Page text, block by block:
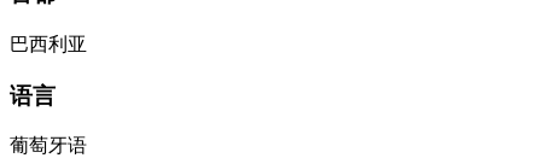
巴西利亚
语言
葡萄牙语